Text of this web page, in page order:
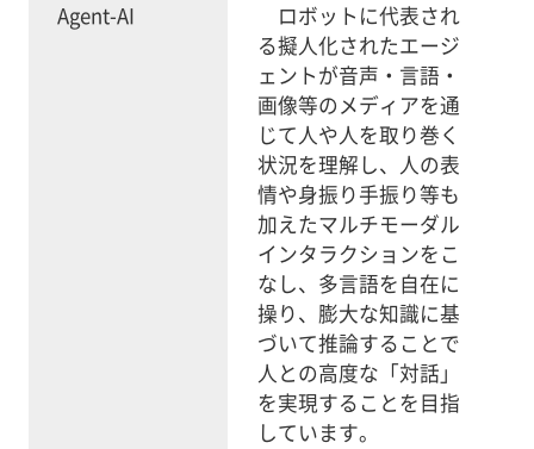
Agent-AI
ロボットに代表され
る擬人化されたエージ
ェントが音声・言語・
画像等のメディアを通
じて人や人を取り巻く
状況を理解し、人の表
情や身振り手振り等も
加えたマルチモーダル
インタラクションをこ
なし、多言語を自在に
操り、膨大な知識に基
づいて推論することで
人との高度な「対話」
を実現することを目指
しています。